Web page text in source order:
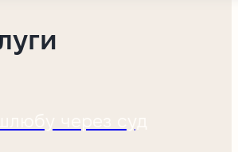
через суд